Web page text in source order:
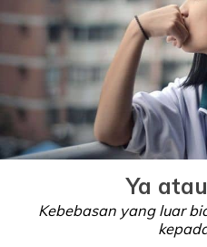
Ya
Kebebasan yang luar